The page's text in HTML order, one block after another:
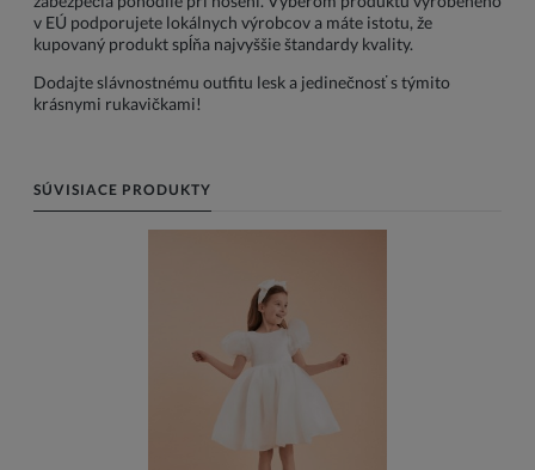
v EÚ podporujete lokálnych výrobcov a máte istotu, že
kupovaný produkt spĺňa najvyššie štandardy kvality.
Dodajte slávnostnému outfitu lesk a jedinečnosť s týmito
krásnymi rukavičkami!
SÚVISIACE PRODUKTY